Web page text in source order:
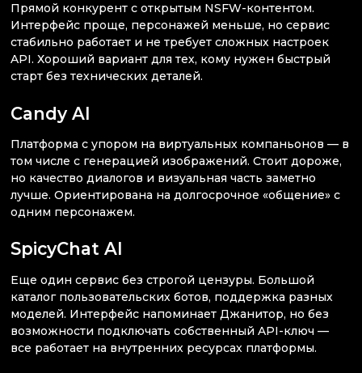
Прямой конкурент с открытым NSFW-контентом.
Интерфейс проще, персонажей меньше, но сервис
стабильно работает и не требует сложных настроек
API. Хороший вариант для тех, кому нужен быстрый
старт без технических деталей.
Candy AI
Платформа с упором на виртуальных компаньонов — в
том числе с генерацией изображений. Стоит дороже,
но качество диалогов и визуальная часть заметно
лучше. Ориентирована на долгосрочное «общение» с
одним персонажем.
SpicyChat AI
Еще один сервис без строгой цензуры. Большой
каталог пользовательских ботов, поддержка разных
моделей. Интерфейс напоминает Джанитор, но без
возможности подключать собственный API-ключ —
все работает на внутренних ресурсах платформы.